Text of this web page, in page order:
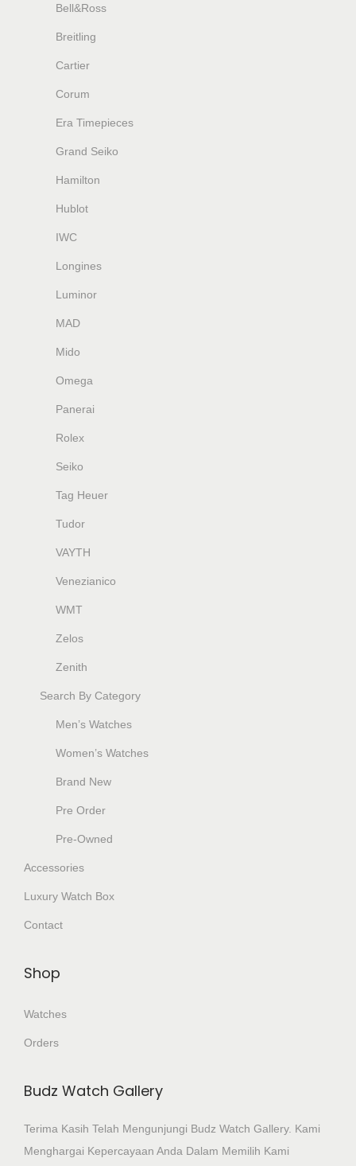
Bell&Ross
Breitling
Cartier
Corum
Era Timepieces
Grand Seiko
Hamilton
Hublot
IWC
Longines
Luminor
MAD
Mido
Omega
Panerai
Rolex
Seiko
Tag Heuer
Tudor
VAYTH
Venezianico
WMT
Zelos
Zenith
Search By Category
Men’s Watches
Women’s Watches
Brand New
Pre Order
Pre-Owned
Accessories
Luxury Watch Box
Contact
Shop
Watches
Orders
Budz Watch Gallery
Terima Kasih Telah Mengunjungi Budz Watch Gallery. Kami
Menghargai Kepercayaan Anda Dalam Memilih Kami